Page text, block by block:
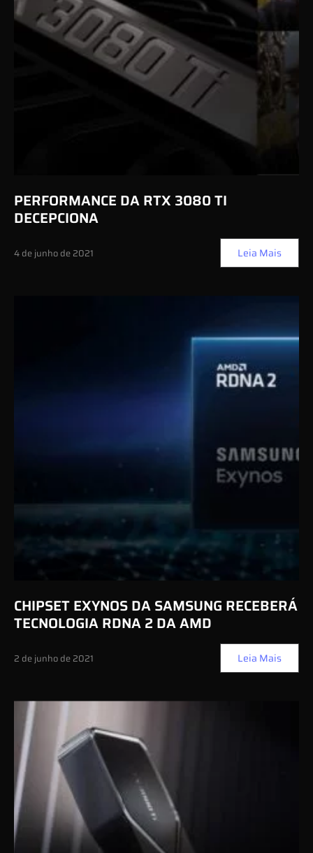
PERFORMANCE DA RTX 3080 TI
DECEPCIONA
4 de junho de 2021 Leia Mais
CHIPSET EXYNOS DA SAMSUNG RECEBERÁ
TECNOLOGIA RDNA 2 DA AMD
2 de junho de 2021 Leia Mais